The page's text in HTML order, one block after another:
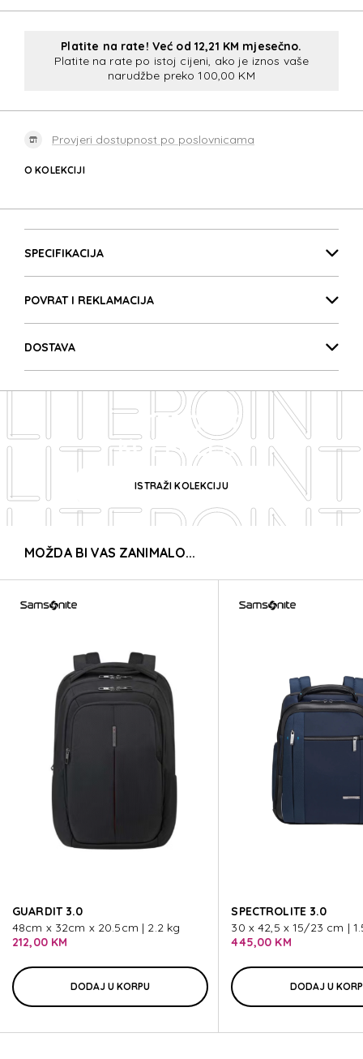
Platite na rate! Već od 12,21 KM mjesečno.
Platite na rate po istoj cijeni, ako je iznos vaše
narudžbe preko 100,00 KM
Provjeri dostupnost po poslovnicama
O KOLEKCIJI
SPECIFIKACIJA
POVRAT I REKLAMACIJA
DOSTAVA
LITEPOINT
LITEPOINT
LITEPOINT
LITEPOINT
LITEPOINT
LITEPOINT
LITEPOINT
LITEPOINT
LITEPOINT
LITEPOINT
LITEPOINT
LITEPOINT
LITEPOINT
LITEPOINT
KOLEKCIJA
ISTRAŽI KOLEKCIJU
MOŽDA BI VAS ZANIMALO...
GUARDIT 3.0
48cm x 32cm x 20.5cm | 2.2 kg
212,00 KM
DODAJ U KORPU
SPECTROLITE 3.0
30 x 42,5 x 15/23 cm |
445,00 KM
DODAJ U